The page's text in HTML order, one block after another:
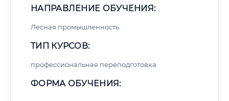
НАПРАВЛЕНИЕ ОБУЧЕНИЯ:
Лесная промышленность
ТИП КУРСОВ:
профессиональная переподготовка
ФОРМА ОБУЧЕНИЯ: